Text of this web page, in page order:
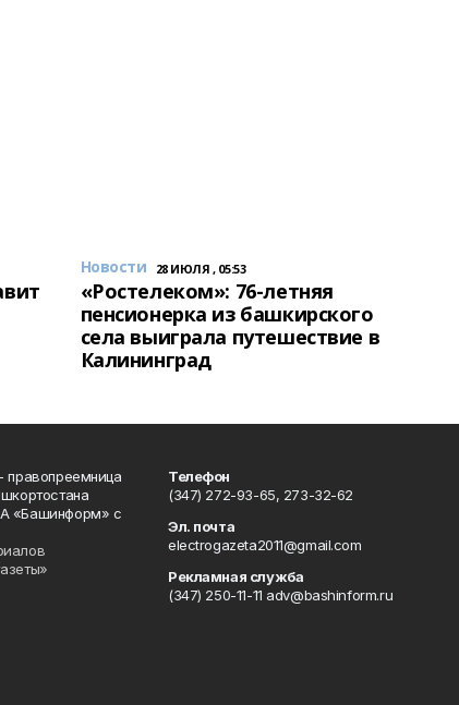
Новости 28 ИЮЛЯ , 05:53
«Ростелеком»: 76-летняя
пенсионерка из башкирского
села выиграла путешествие в
Калининград
правопреемница
«Башинформ» с
Телефон
(347) 272-93-65, 273-32-62
Эл. почта
electrogazeta2011@gmail.com
Рекламная служба
(347) 250-11-11 adv@bashinform.ru